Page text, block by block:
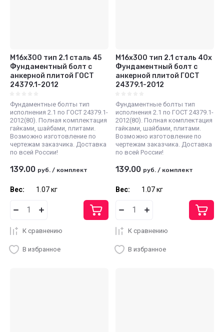
М16x300 тип 2.1 сталь 45
Фундаментный болт с
анкерной плитой ГОСТ
24379.1-2012
Фундаментные болты тип
исполнения 2.1 по ГОСТ 24379.1-
2012(80). Полная комплектация
гайками, шайбами, плитами.
Возможно изготовление по
чертежам заказчика. Доставка
по всей России!
139.00 руб. / комплект
Вес: 1.07 кг
К сравнению
В избранное
М16x300 тип 2.1 сталь 40х
Фундаментный болт с
анкерной плитой ГОСТ
24379.1-2012
Фундаментные болты тип
исполнения 2.1 по ГОСТ 24379.1-
2012(80). Полная комплектация
гайками, шайбами, плитами.
Возможно изготовление по
чертежам заказчика. Доставка
по всей России!
139.00 руб. / комплект
Вес: 1.07 кг
К сравнению
В избранное